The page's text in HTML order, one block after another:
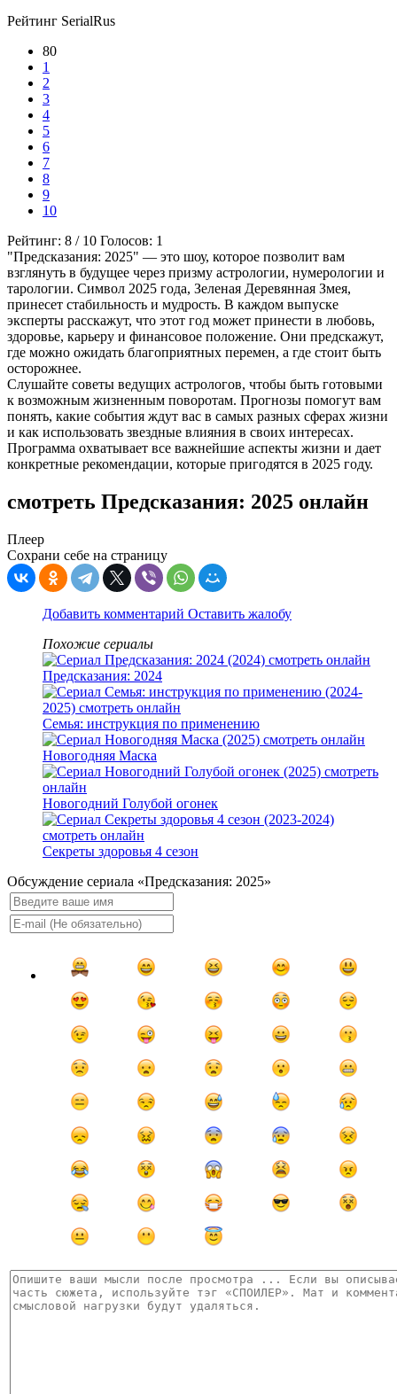
Рейтинг SerialRus
80
1
2
3
4
5
6
7
8
9
10
Рейтинг: 8 / 10 Голосов: 1
"Предсказания: 2025" — это шоу, которое позволит вам
взглянуть в будущее через призму астрологии, нумерологии и
тарологии. Символ 2025 года, Зеленая Деревянная Змея,
принесет стабильность и мудрость. В каждом выпуске
эксперты расскажут, что этот год может принести в любовь,
здоровье, карьеру и финансовое положение. Они предскажут,
где можно ожидать благоприятных перемен, а где стоит быть
осторожнее.
Слушайте советы ведущих астрологов, чтобы быть готовыми
к возможным жизненным поворотам. Прогнозы помогут вам
понять, какие события ждут вас в самых разных сферах жизни
и как использовать звездные влияния в своих интересах.
Программа охватывает все важнейшие аспекты жизни и дает
конкретные рекомендации, которые пригодятся в 2025 году.
смотреть Предсказания: 2025 онлайн
Плеер
Сохрани себе на страницу
Добавить комментарий Оставить жалобу
Похожие сериалы
Предсказания: 2024
Семья: инструкция по применению
Новогодняя Маска
Новогодний Голубой огонек
Секреты здоровья 4 сезон
Обсуждение сериала «Предсказания: 2025»